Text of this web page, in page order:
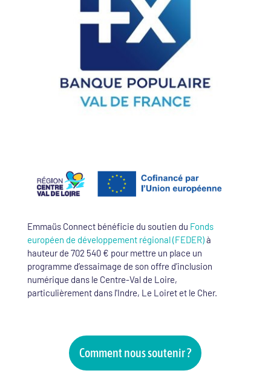
Emmaüs Connect bénéficie du soutien du Fonds
européen de développement régional (FEDER)à
hauteur de 702 540 € pour mettre un place un
programme d’essaimage de son offre d’inclusion
numérique dans le Centre-Val de Loire,
particulièrement dans l'Indre, Le Loiret et le Cher.
Comment nous soutenir ?